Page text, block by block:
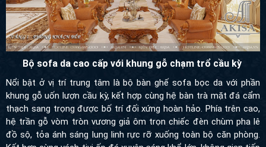
Bộ sofa da cao cấp với khung gỗ chạm trổ cầu kỳ
Nổi bật ở vị trí trung tâm là bộ bàn ghế sofa bọc da với phần
khung gỗ uốn lượn cầu kỳ, kết hợp cùng hệ bàn trà mặt đá cẩm
thạch sang trọng được bố trí đối xứng hoàn hảo. Phía trên cao,
hệ trần gỗ vòm tròn vương giả ôm trọn chiếc đèn chùm pha lê
đồ sộ, tỏa ánh sáng lung linh rực rỡ xuống toàn bộ căn phòng.
Kết hợp cùng vách tivi ốp đá xuyên sáng khổ lớn, không gian tiếp
khách này không chỉ thể hiện nghệ thuật kiến trúc đỉnh cao mà